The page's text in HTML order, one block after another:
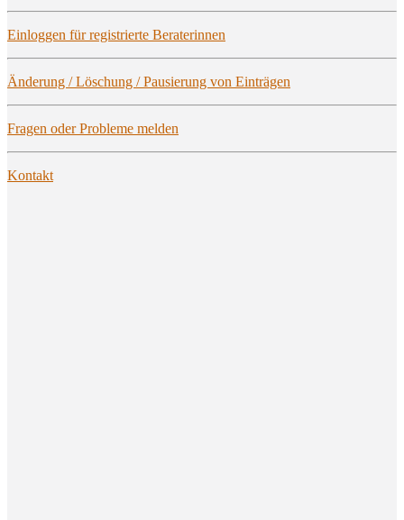
Ein­log­gen für regis­trier­te Beraterinnen
Ände­rung / Löschung / Pau­sie­rung von Einträgen
Fra­gen oder Pro­ble­me melden
Kon­takt